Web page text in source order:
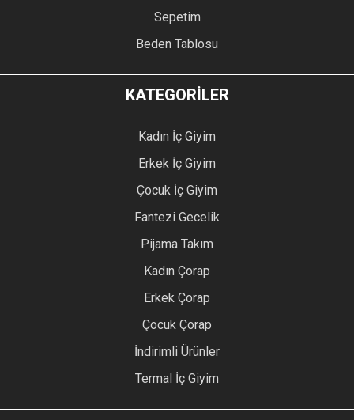
Sepetim
Beden Tablosu
KATEGORİLER
Kadın İç Giyim
Erkek İç Giyim
Çocuk İç Giyim
Fantezi Gecelik
Pijama Takım
Kadın Çorap
Erkek Çorap
Çocuk Çorap
İndirimli Ürünler
Termal İç Giyim